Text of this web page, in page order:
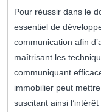
Pour réussir dans le
essentiel de
communication afin
maîtrisant les
communiquant
immobilier peut
suscitant ainsi